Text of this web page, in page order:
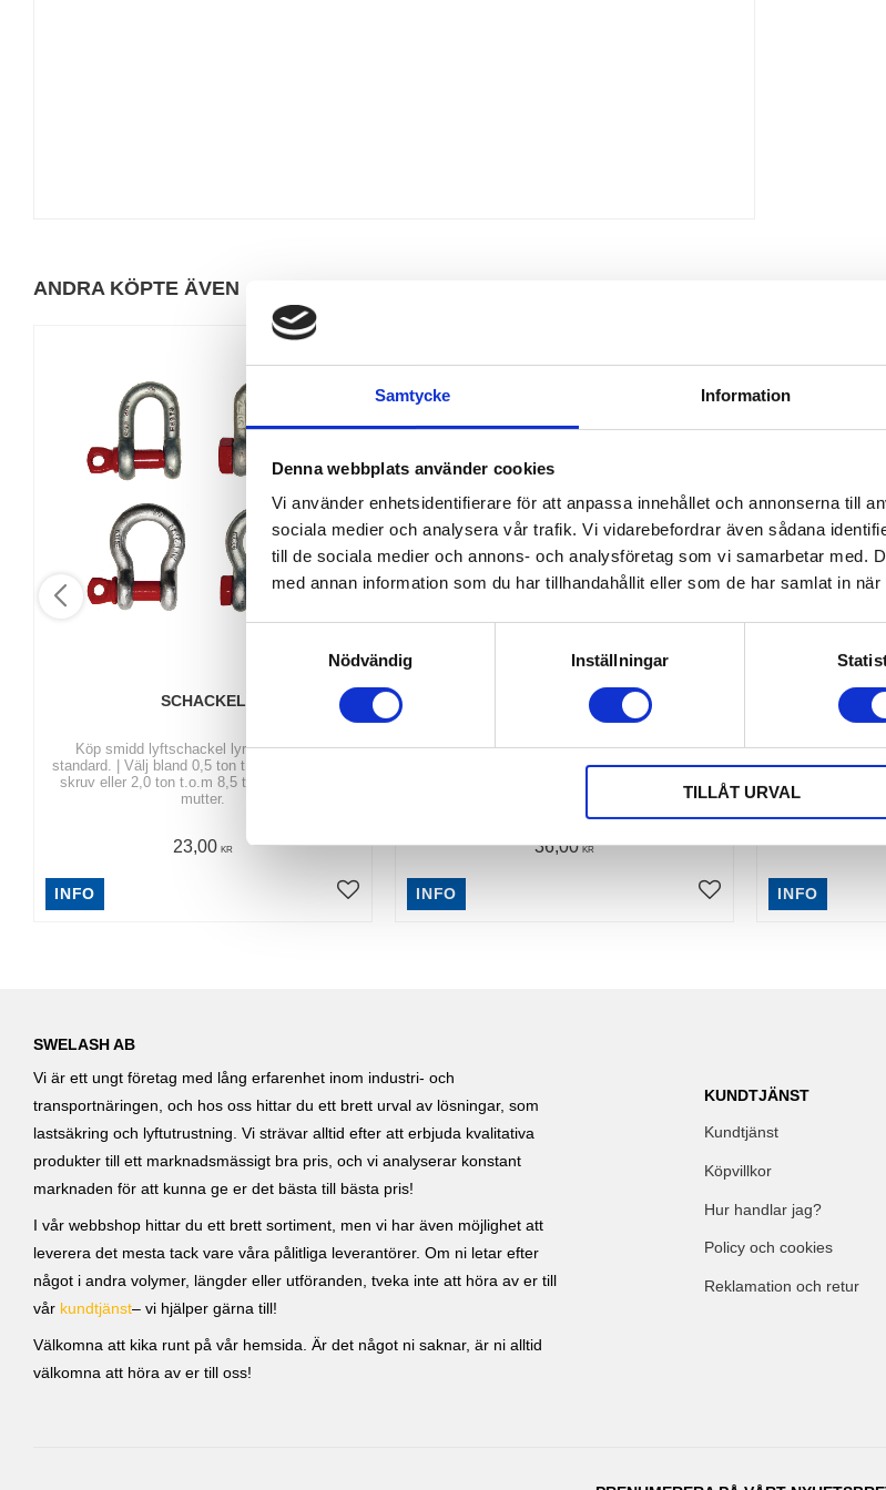
Samtycke Information
Denna webbplats använder cookies
Vi använder enhetsidentifierare för att anpassa innehållet och annonserna till
sociala medier och analysera vår trafik. Vi vidarebefordrar även sådana
till de sociala medier och annons- och analysföretag som vi samarbetar med.
med annan information som du har tillhandahållit eller som de har samlat in
s
Nödvändig Inställningar
TILLÅT URVAL
ANDRA KÖPTE ÄVEN
SCHACKEL
Köp smidd lyftschackel lyr eller rak, US
standard. | Välj bland 0,5 ton t.o.m 8,5 ton med
skruv eller 2,0 ton t.o.m 8,5 ton med skruv +
mutter.
23,00 KR
INFO
RUNDSLING
Köp Sömlös Rundsling | Våra färgkodade
sömlösa rundsling är tillverkade enligt gällande
36,00 KR
INFO
Köp
Spännbanden
meter och
INFO
SWELASH AB
Vi är ett ungt företag med lång erfarenhet inom industri- och
transportnäringen, och hos oss hittar du ett brett urval av lösningar, som
lastsäkring och lyftutrustning. Vi strävar alltid efter att erbjuda kvalitativa
produkter till ett marknadsmässigt bra pris, och vi analyserar konstant
marknaden för att kunna ge er det bästa till bästa pris!
I vår webbshop hittar du ett brett sortiment, men vi har även möjlighet att
leverera det mesta tack vare våra pålitliga leverantörer. Om ni letar efter
något i andra volymer, längder eller utföranden, tveka inte att höra av er till
vår kundtjänst– vi hjälper gärna till!
Välkomna att kika runt på vår hemsida. Är det något ni saknar, är ni alltid
välkomna att höra av er till oss!
KUNDTJÄNST
Kundtjänst
Köpvillkor
Hur handlar jag?
Policy och cookies
Reklamation och retur